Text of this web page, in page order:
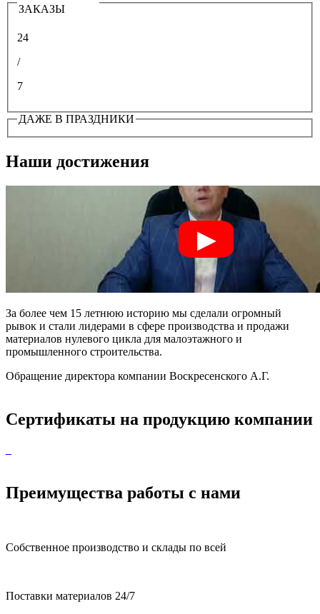
ЗАКАЗЫ
24
/
7
ДАЖЕ В ПРАЗДНИКИ
Наши достижения
За более чем 15 летнюю историю мы сделали огромный
рывок и стали лидерами в сфере производства и продажи
материалов нулевого цикла для малоэтажного и
промышленного строительства.
Обращение директора компании Воскресенского А.Г.
Сертификаты на продукцию компании
Преимущества работы с нами
Собственное производство и склады по всей
Поставки материалов 24/7